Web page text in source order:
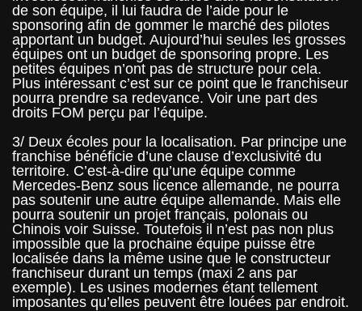
de son équipe, il lui faudra de l’aide pour le
sponsoring afin de gommer le marché des pilotes
apportant un budget. Aujourd’hui seules les grosses
équipes ont un budget de sponsoring propre. Les
petites équipes n’ont pas de structure pour cela.
Plus intéressant c’est sur ce point que le franchiseur
pourra prendre sa redevance. Voir une part des
droits FOM perçu par l’équipe.
3/ Deux écoles pour la localisation. Par principe une
franchise bénéficie d’une clause d’exclusivité du
territoire. C’est-à-dire qu’une équipe comme
Mercedes-Benz sous licence allemande, ne pourra
pas soutenir une autre équipe allemande. Mais elle
pourra soutenir un projet français, polonais ou
Chinois voir Suisse. Toutefois il n’est pas non plus
impossible que la prochaine équipe puisse être
localisée dans la même usine que le constructeur
franchiseur durant un temps (maxi 2 ans par
exemple). Les usines modernes étant tellement
imposantes qu’elles peuvent être louées par endroit.